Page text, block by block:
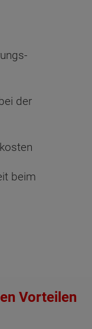
der
beim
Vorteilen